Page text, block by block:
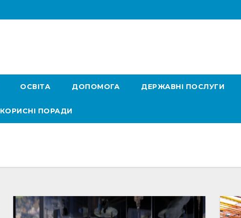
ОСВІТА ДОПОМОГА ДЕРЖАВНІ ПОСЛУГИ
КОРИСНІ ПОРАДИ